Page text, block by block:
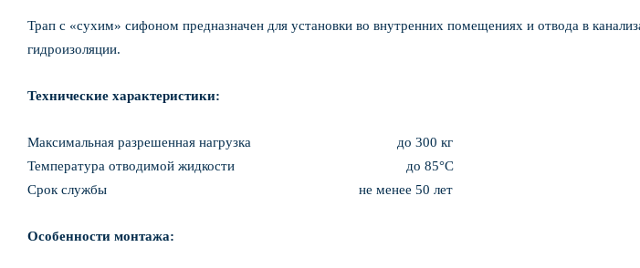
Трап с «сухим» сифоном предназначен для установки во внутренних помещениях и отвода в
гидроизоляции.
Технические характеристики:
Максимальная разрешенная нагрузка до 300 кг
Температура отводимой жидкости до 85°С
Срок службы не менее 50 лет
Особенности монтажа: